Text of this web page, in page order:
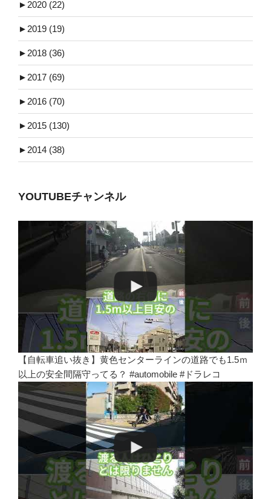
► 2020 (22)
► 2019 (19)
► 2018 (36)
► 2017 (69)
► 2016 (70)
► 2015 (130)
► 2014 (38)
YOUTUBEチャンネル
【自転車追い抜き】黄色センターラインの道路でも1.5ｍ
以上の安全間隔守ってる？ #automobile #ドラレコ